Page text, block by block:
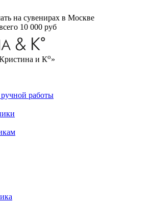
на сувенирах в Москве
10 000 руб
и Ко»
работы